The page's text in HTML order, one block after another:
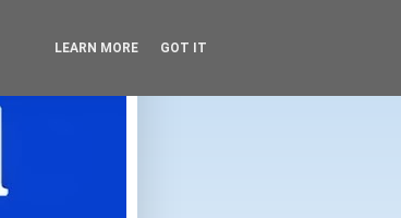
LEARN MORE GOT IT